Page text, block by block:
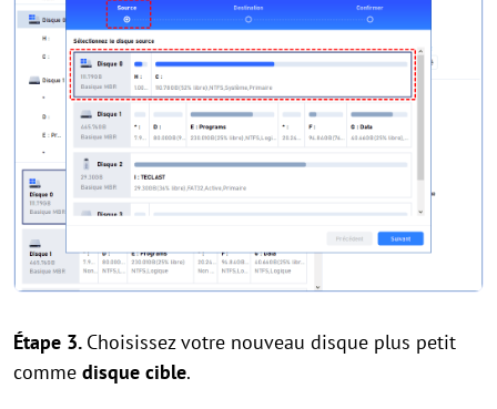
Étape 3. Choisissez votre nouveau disque plus petit
comme disque cible.